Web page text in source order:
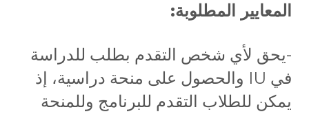
المعايير المطلوبة:
-يحق لأي شخص التقدم بطلب للدراسة
في IU والحصول على منحة دراسية، إذ
يمكن للطلاب التقدم للبرنامج وللمنحة